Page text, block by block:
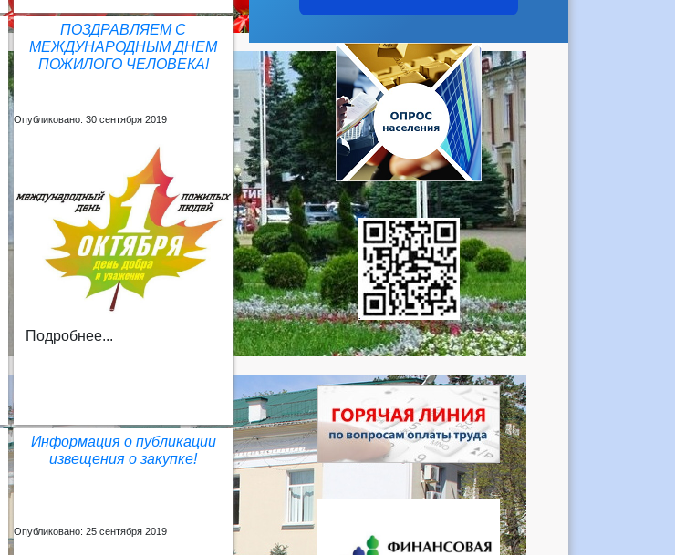
ПОЗДРАВЛЯЕМ С
МЕЖДУНАРОДНЫМ ДНЕМ
ПОЖИЛОГО ЧЕЛОВЕКА!
Опубликовано: 30 сентября 2019
Подробнее...
Информация о публикации
извещения о закупке!
Опубликовано: 25 сентября 2019